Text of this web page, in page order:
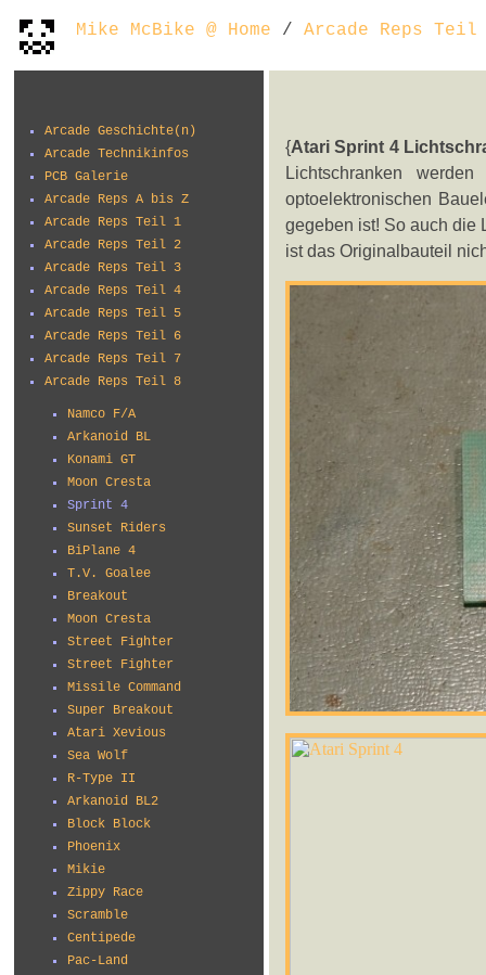
Mike McBike @ Home / Arcade Reps Teil
Arcade Geschichte(n)
Arcade Technikinfos
PCB Galerie
Arcade Reps A bis Z
Arcade Reps Teil 1
Arcade Reps Teil 2
Arcade Reps Teil 3
Arcade Reps Teil 4
Arcade Reps Teil 5
Arcade Reps Teil 6
Arcade Reps Teil 7
Arcade Reps Teil 8
Namco F/A
Arkanoid BL
Konami GT
Moon Cresta
Sprint 4
Sunset Riders
BiPlane 4
T.V. Goalee
Breakout
Moon Cresta
Street Fighter
Street Fighter
Missile Command
Super Breakout
Atari Xevious
Sea Wolf
R-Type II
Arkanoid BL2
Block Block
Phoenix
Mikie
Zippy Race
Scramble
Centipede
Pac-Land
{Atari Sprint 4
Lichtschranken
optoelektronischen
gegeben ist! So auch die
ist das Originalbauteil